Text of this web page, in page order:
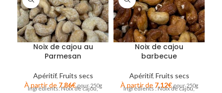
Noix de cajou au
Parmesan
Apéritif, Fruits secs
À partir de 7,86€ pour 250g
Ingrédients: Noix de cajou,
Noix de cajou
barbecue
Apéritif, Fruits secs
À partir de 7,12€ pour 250g
Ingrédients : Noix de cajou,